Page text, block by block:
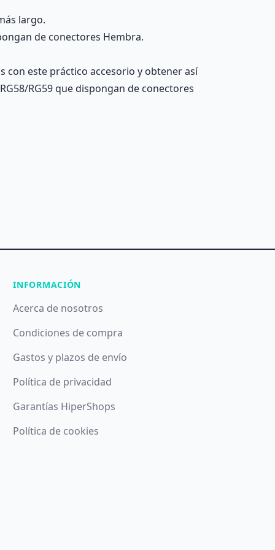
largo.
de conectores Hembra.
con este práctico accesorio y obtener así
RG59 que dispongan de conectores
INFORMACIÓN
Acerca de nosotros
Condiciones de compra
Gastos y plazos de envío
Política de privacidad
Garantías HiperShops
Política de cookies